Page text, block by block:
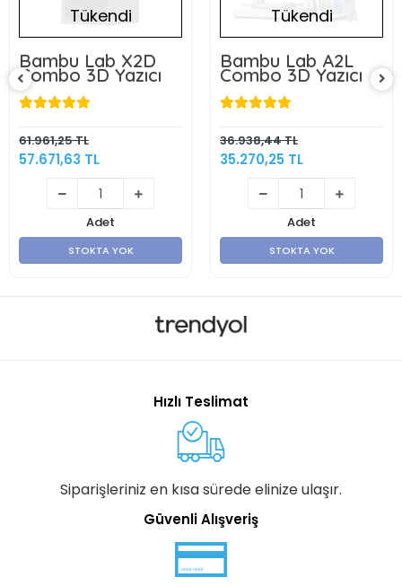
Tükendi
Bambu Lab X2D
Combo 3D Yazıcı
61.961,25 TL
57.671,63 TL
Adet
STOKTA YOK
Tükendi
Bambu Lab A2L
Combo 3D Yazıcı
36.938,44 TL
35.270,25 TL
Adet
STOKTA YOK
Hızlı Teslimat
Siparişleriniz en kısa sürede elinize ulaşır.
Güvenli Alışveriş